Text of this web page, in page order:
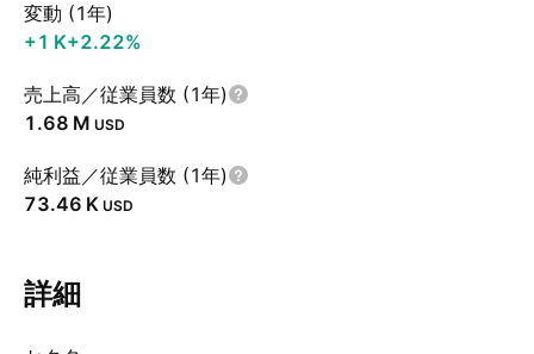
変動 (1年)
‪+1 K‬+2.22%
売上高／従業員数 (1年)
‪1.68 M‬ USD
純利益／従業員数 (1年)
‪73.46 K‬ USD
詳細